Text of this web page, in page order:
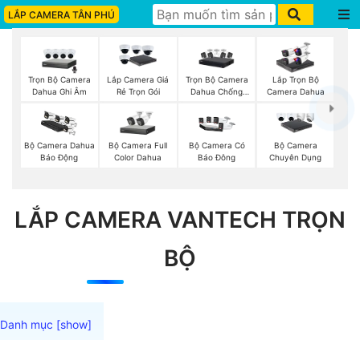
LẮP CAMERA TÂN PHÚ
Trọn Bộ Camera
Dahua Ghi Âm
Lắp Camera Giá
Rẻ Trọn Gói
Trọn Bộ Camera
Dahua Chống
Lắp Trọn Bộ
Camera Dahua
Bộ Camera Dahua
Báo Động
Bộ Camera Full
Color Dahua
Bộ Camera Có
Báo Đông
Bộ Camera
Chuyên Dụng
LẮP CAMERA VANTECH TRỌN
BỘ